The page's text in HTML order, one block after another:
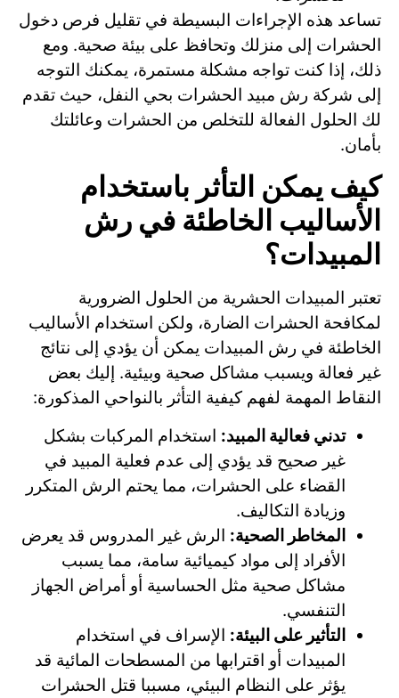
تساعد هذه الإجراءات البسيطة في تقليل فرص دخول
الحشرات إلى منزلك وتحافظ على بيئة صحية. ومع
ذلك، إذا كنت تواجه مشكلة مستمرة، يمكنك التوجه
إلى شركة رش مبيد الحشرات بحي النفل، حيث تقدم
لك الحلول الفعالة للتخلص من الحشرات وعائلتك
بأمان.
كيف يمكن التأثر باستخدام
الأساليب الخاطئة في رش
المبيدات؟
تعتبر المبيدات الحشرية من الحلول الضرورية
لمكافحة الحشرات الضارة، ولكن استخدام الأساليب
الخاطئة في رش المبيدات يمكن أن يؤدي إلى نتائج
غير فعالة ويسبب مشاكل صحية وبيئية. إليك بعض
النقاط المهمة لفهم كيفية التأثر بالنواحي المذكورة:
تدني فعالية المبيد: استخدام المركبات بشكل
غير صحيح قد يؤدي إلى عدم فعلية المبيد في
القضاء على الحشرات، مما يحتم الرش المتكرر
وزيادة التكاليف.
المخاطر الصحية: الرش غير المدروس قد يعرض
الأفراد إلى مواد كيميائية سامة، مما يسبب
مشاكل صحية مثل الحساسية أو أمراض الجهاز
التنفسي.
التأثير على البيئة: الإسراف في استخدام
المبيدات أو اقترابها من المسطحات المائية قد
يؤثر على النظام البيئي، مسببا قتل الحشرات